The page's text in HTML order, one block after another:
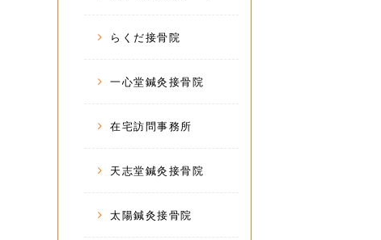
らくだ接骨院
一心堂鍼灸接骨院
在宅訪問事務所
天志堂鍼灸接骨院
太陽鍼灸接骨院